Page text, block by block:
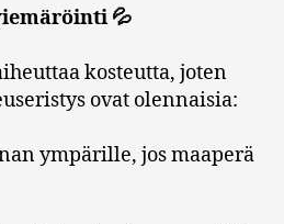
💦
kosteutta, joten
ovat olennaisia:
ympärille, jos maaperä